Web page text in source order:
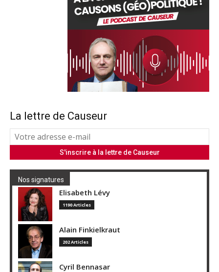
La lettre de Causeur
Nos signatures
Elisabeth Lévy
1190 Articles
Alain Finkielkraut
202 Articles
Cyril Bennasar